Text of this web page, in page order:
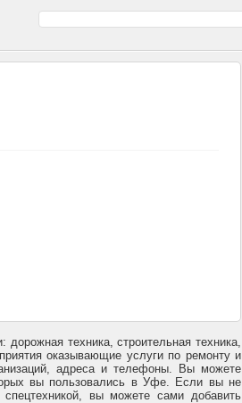
техника, строительная техника,
оказывающие услуги по ремонту и
адреса и телефоны. Вы можете
вы пользовались в Уфе. Если вы не
вы можете сами добавить